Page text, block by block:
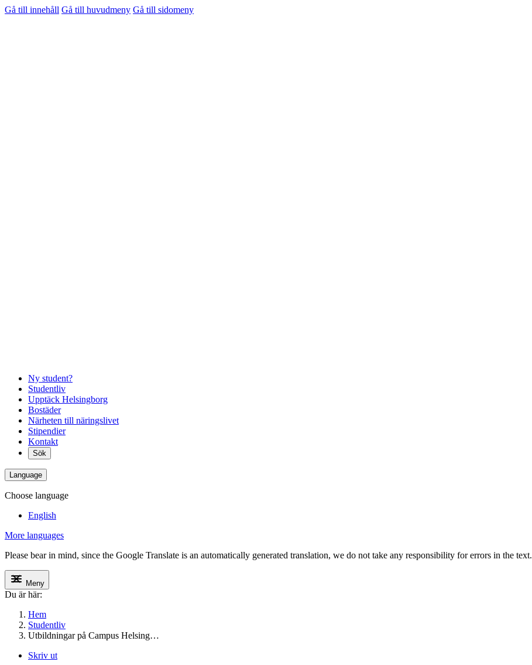
Gå till innehåll Gå till huvudmeny Gå till sidomeny
Ny student?
Studentliv
Upptäck Helsingborg
Bostäder
Närheten till näringslivet
Stipendier
Kontakt
Sök
Language
Choose language
English
More languages
Please bear in mind, since the Google Translate is an automatically generated translation, we do not take any responsibility for errors in the text.
Meny
Du är här:
Hem
Studentliv
Utbildningar på Campus Helsing…
Skriv ut